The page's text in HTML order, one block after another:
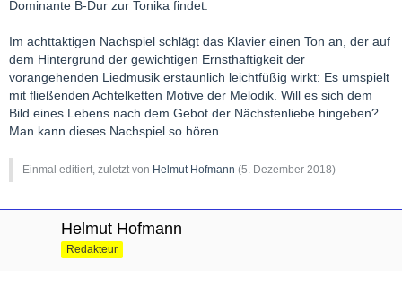
Dominante B-Dur zur Tonika findet.
Im achttaktigen Nachspiel schlägt das Klavier einen Ton an, der auf
dem Hintergrund der gewichtigen Ernsthaftigkeit der
vorangehenden Liedmusik erstaunlich leichtfüßig wirkt: Es umspielt
mit fließenden Achtelketten Motive der Melodik. Will es sich dem
Bild eines Lebens nach dem Gebot der Nächstenliebe hingeben?
Man kann dieses Nachspiel so hören.
Einmal editiert, zuletzt von Helmut Hofmann (5. Dezember 2018)
Helmut Hofmann
Redakteur